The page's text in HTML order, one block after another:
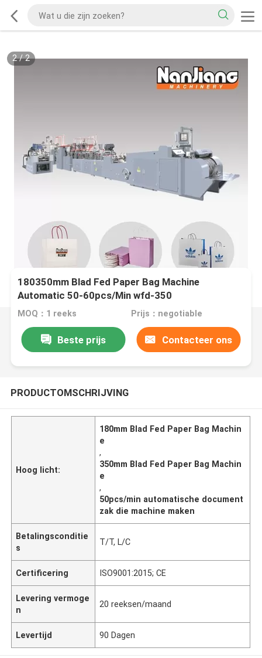
2/2
180350mm Blad Fed Paper Bag Machine
Automatic 50-60pcs/Min wfd-350
MOQ：1 reeks Prijs：negotiable
Beste prijs Contacteer ons
PRODUCTOMSCHRIJVING
Hoog licht:
180mm Blad Fed Paper Bag Machin
e
,
350mm Blad Fed Paper Bag Machin
e
,
50pcs/min automatische document
zak die machine maken
Betalingsconditie
s
T/T, L/C
Certificering ISO9001:2015; CE
Levering vermoge
n
20 reeksen/maand
Levertijd 90 Dagen